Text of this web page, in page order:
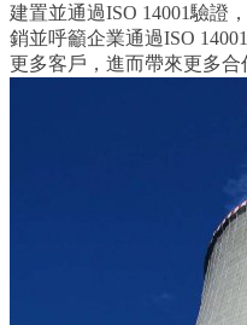
建置並通過ISO 14001驗證
銷並呼籲企業通過ISO
更多客戶，進而帶來更多合